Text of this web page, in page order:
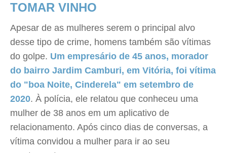
TOMAR VINHO
Apesar de as mulheres serem o principal alvo
desse tipo de crime, homens também são vítimas
do golpe. Um empresário de 45 anos, morador
do bairro Jardim Camburi, em Vitória, foi vítima
do "boa Noite, Cinderela" em setembro de
2020. À polícia, ele relatou que conheceu uma
mulher de 38 anos em um aplicativo de
relacionamento. Após cinco dias de conversas, a
vítima convidou a mulher para ir ao seu